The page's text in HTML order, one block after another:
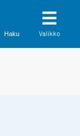
Haku Valikko